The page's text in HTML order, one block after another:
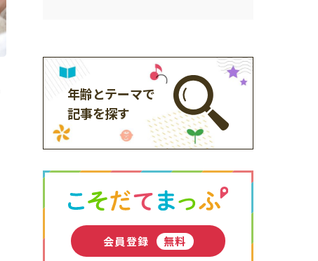
年齢とテーマで
記事を探す
会員登録 無料